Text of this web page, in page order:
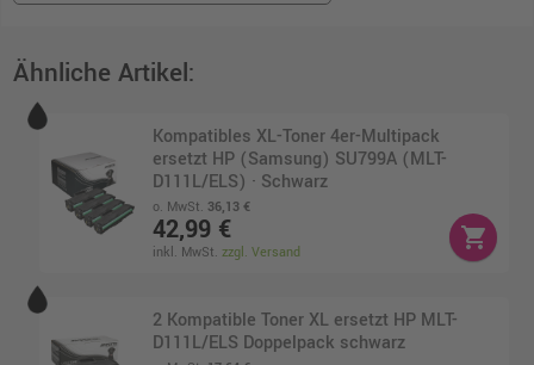
Ähnliche Artikel:
Kompatibles XL-Toner 4er-Multipack
ersetzt HP (Samsung) SU799A (MLT-
D111L/ELS) · Schwarz
o. MwSt. 36,13 €
42,99 €
inkl. MwSt.zzgl. Versand
shopping_cart
2 Kompatible Toner XL ersetzt HP MLT-
D111L/ELS Doppelpack schwarz